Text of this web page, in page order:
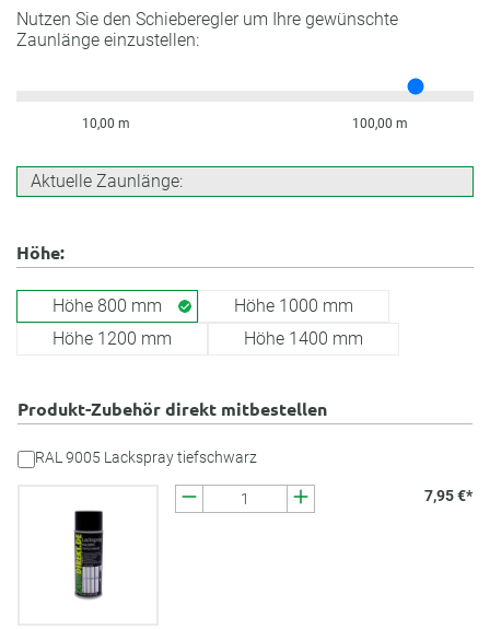
Nutzen Sie den Schieberegler um Ihre gewünschte
Zaunlänge einzustellen:
Aktuelle Zaunlänge:
10,00 m 100,00 m
Höhe:
Höhe 800 mm
Höhe 1000 mm
Höhe 1200 mm
Höhe 1400 mm
Produkt-Zubehör direkt mitbestellen
RAL 9005 Lackspray tiefschwarz
7,95 €*